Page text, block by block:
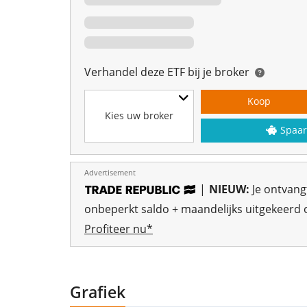
Verhandel deze ETF bij je broker
Kies uw broker
Koop
Advertisement
| NIEUW: Je
onbeperkt saldo + maandelijks uitgekeerd
Profiteer nu*
Grafiek